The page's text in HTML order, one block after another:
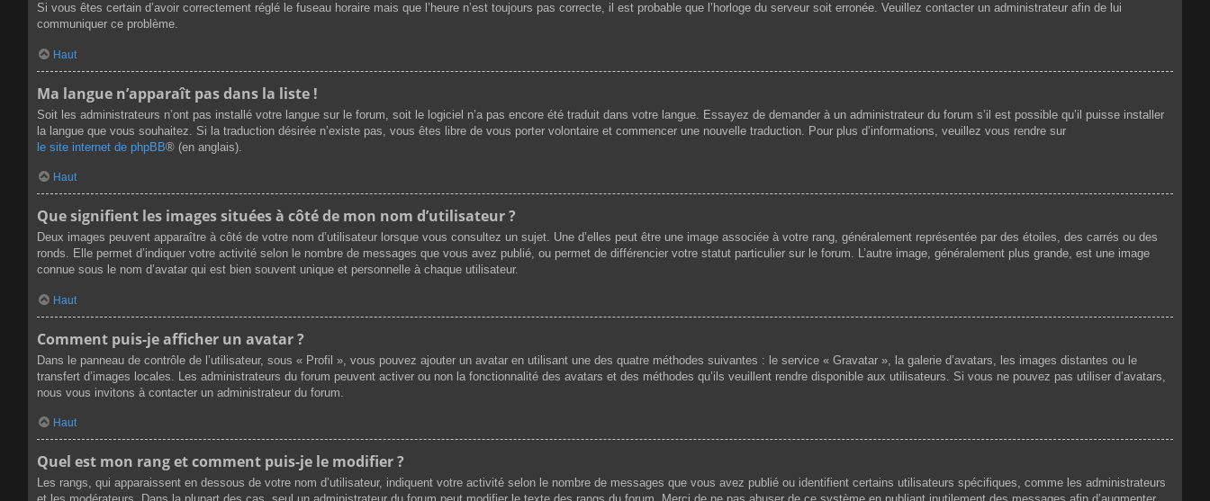
Si vous êtes certain d’avoir correctement réglé le fuseau horaire mais que l’heure n’est toujours pas correcte, il est probable que l’horloge du serveur soit erronée. Veuillez contacter un administrateur afin de lui
communiquer ce problème.
Haut
Ma langue n’apparaît pas dans la liste !
Soit les administrateurs n’ont pas installé votre langue sur le forum, soit le logiciel n’a pas encore été traduit dans votre langue. Essayez de demander à un administrateur du forum s’il est possible qu’il puisse installer
la langue que vous souhaitez. Si la traduction désirée n’existe pas, vous êtes libre de vous porter volontaire et commencer une nouvelle traduction. Pour plus d’informations, veuillez vous rendre sur
le site internet de phpBB® (en anglais).
Haut
Que signifient les images situées à côté de mon nom d’utilisateur ?
Deux images peuvent apparaître à côté de votre nom d’utilisateur lorsque vous consultez un sujet. Une d’elles peut être une image associée à votre rang, généralement représentée par des étoiles, des carrés ou des
ronds. Elle permet d’indiquer votre activité selon le nombre de messages que vous avez publié, ou permet de différencier votre statut particulier sur le forum. L’autre image, généralement plus grande, est une image
connue sous le nom d’avatar qui est bien souvent unique et personnelle à chaque utilisateur.
Haut
Comment puis-je afficher un avatar ?
Dans le panneau de contrôle de l’utilisateur, sous « Profil », vous pouvez ajouter un avatar en utilisant une des quatre méthodes suivantes : le service « Gravatar », la galerie d’avatars, les images distantes ou le
transfert d’images locales. Les administrateurs du forum peuvent activer ou non la fonctionnalité des avatars et des méthodes qu’ils veuillent rendre disponible aux utilisateurs. Si vous ne pouvez pas utiliser d’avatars,
nous vous invitons à contacter un administrateur du forum.
Haut
Quel est mon rang et comment puis-je le modifier ?
Les rangs, qui apparaissent en dessous de votre nom d’utilisateur, indiquent votre activité selon le nombre de messages que vous avez publié ou identifient certains utilisateurs spécifiques, comme les administrateurs